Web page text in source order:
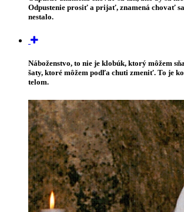
Odpustenie prosiť a prijať, znamená chovať
nestalo.
Náboženstvo, to nie je klobúk, ktorý môžem
šaty, ktoré môžem podľa chuti zmeniť. To je
telom.